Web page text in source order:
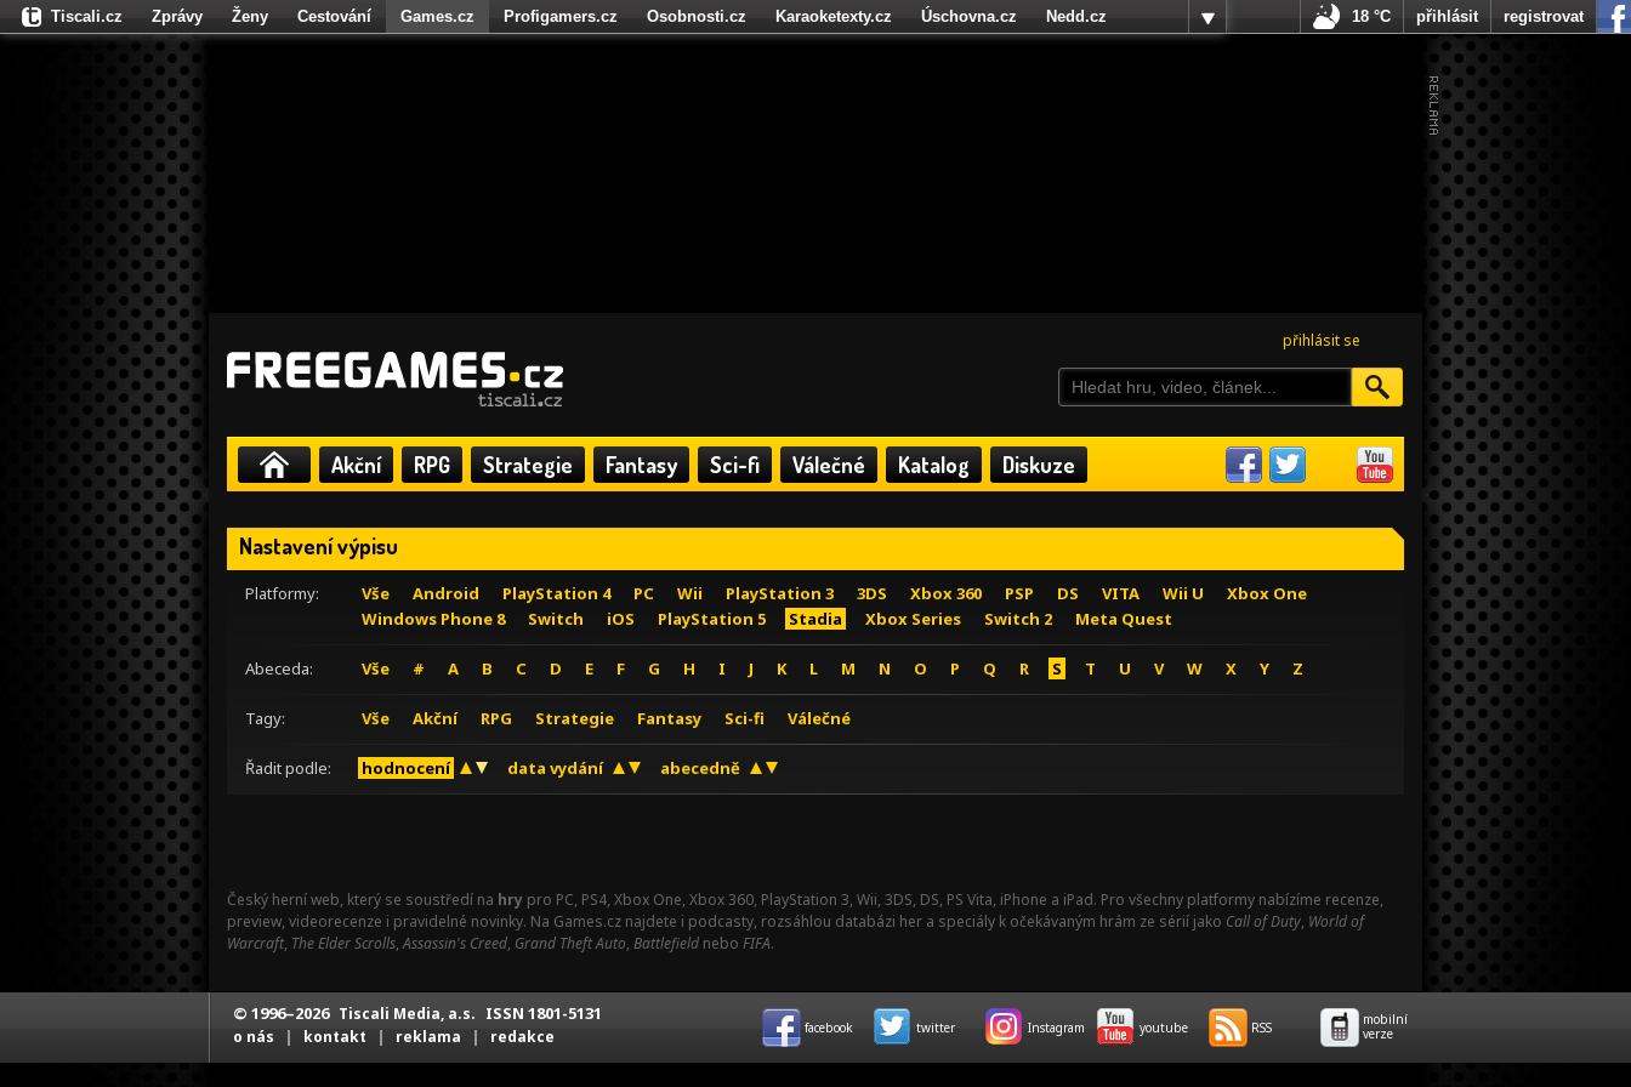
přihlásit se
Akční RPG Strategie Fantasy Sci-fi Válečné Katalog Diskuze
Nastavení výpisu
Platformy: Vše Android PlayStation 4 PC Wii PlayStation 3 3DS Xbox 360 PSP DS VITA Wii U
Xbox One
Windows Phone 8
Switch iOS PlayStation 5 Stadia Xbox Series Switch 2 Meta Quest
Abeceda: Vše # A B C D E F G H I J K L M N O P Q R S T U V W X Y Z
Tagy: Vše Akční RPG Strategie Fantasy Sci-fi Válečné
Řadit podle: hodnocení data vydání abecedně
Český herní web, který se soustředí na hry pro PC, PS4, Xbox One, Xbox 360, PlayStation 3, Wii, 3DS, DS, PS Vita, iPhone a iPad. Pro všechny platformy nabízíme recenze,
preview, videorecenze i pravidelné novinky. Na Games.cz najdete i podcasty, rozsáhlou databázi her a speciály k očekávaným hrám ze sérií jako Call of Duty, World of
Warcraft, The Elder Scrolls,Assassin's Creed, Grand Theft Auto, Battlefield nebo FIFA.
Tiscali.cz Zprávy Ženy Cestování Games.cz Profigamers.cz Osobnosti.cz Karaoketexty.cz Úschovna.cz
Nedd.cz
Fights.cz
18 °C přihlásit registrovat
© 1996–2026 Tiscali Media, a.s. ISSN 1801-5131
o nás | kontakt | reklama | redakce facebook twitter Instagram youtube RSS
mobilní
verze